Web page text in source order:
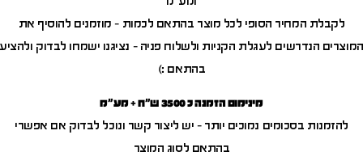
רצועת כתף ניתנת לניתוק.
מידות: 19.00×25.00×45.00 ס”מ.
לקבלת המחיר הסופי לכל מוצר בהתאם לכמות – מוזמנים להוסיף את
המוצרים הנדרשים לעגלת הקניות ולשלוח פניה – נציגנו ישמחו לבדוק ולהציע
בהתאם :)
מינימום הזמנה כ 3500 ש"ח + מע"מ
להזמנות בסכומים נמוכים יותר – יש ליצור קשר ונוכל לבדוק אם אפשרי
בהתאם לסוג המוצר